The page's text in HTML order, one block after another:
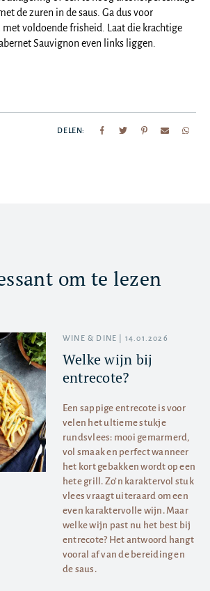
de zuren in de saus. Ga dus voor
voldoende frisheid. Laat die krachtige
Sauvignon even links liggen.
DELEN:
om te lezen
WINE & DINE | 14.01.2026
Welke wijn bij
entrecote?
Een sappige entrecote is voor
velen het ultieme stukje
rundsvlees: mooi gemarmerd,
vol smaak en perfect wanneer
het kort gebakken wordt op een
hete grill. Zo’n karaktervol stuk
vlees vraagt uiteraard om een
even karaktervolle wijn. Maar
welke wijn past nu het best bij
entrecote? Het antwoord hangt
vooral af van de bereiding en
de saus.